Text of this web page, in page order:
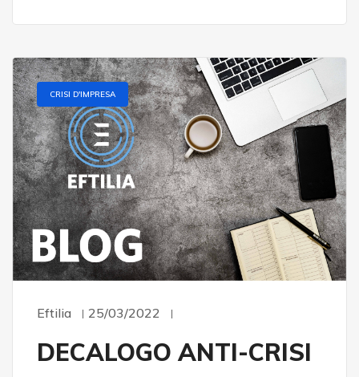
CRISI D'IMPRESA
Eftilia 25/03/2022
DECALOGO ANTI-CRISI